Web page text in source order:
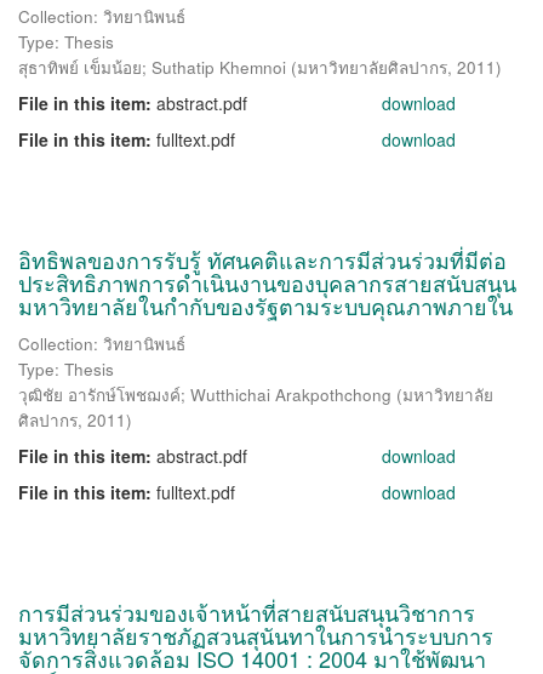
Collection: วิทยานิพนธ์
Type: Thesis
สุธาทิพย์ เข็มน้อย; Suthatip Khemnoi (มหาวิทยาลัยศิลปากร, 2011)
File in this item: abstract.pdf
download
File in this item: fulltext.pdf download
อิทธิพลของการรับรู้ ทัศนคติและการมีส่วนร่วมที่มีต่อ
ประสิทธิภาพการดำเนินงานของบุคลากรสายสนับสนุน
มหาวิทยาลัยในกำกับของรัฐตามระบบคุณภาพภายใน
Collection: วิทยานิพนธ์
Type: Thesis
วุฒิชัย อารักษ์โพชฌงค์; Wutthichai Arakpothchong (มหาวิทยาลัย
ศิลปากร, 2011)
File in this item: abstract.pdf
download
File in this item: fulltext.pdf download
การมีส่วนร่วมของเจ้าหน้าที่สายสนับสนุนวิชาการ
มหาวิทยาลัยราชภัฏสวนสุนันทาในการนำระบบการ
จัดการสิ่งแวดล้อม ISO 14001 : 2004 มาใช้พัฒนา